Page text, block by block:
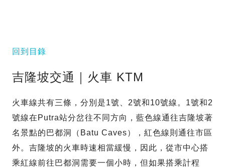
回到目錄
吉隆坡交通｜火車 KTM
火車線共有三條，分別是1號、2號和10號線。1號和2
號線在Putra站分岔往不同方向，藍色線通往吉隆坡著
名景點的巴都洞（Batu Caves），紅色線則通往市區
外。吉隆坡的火車時速相當緩慢，因此，從市中心搭
乘紅線前往巴都洞需要一個小時，但如果搭乘計程